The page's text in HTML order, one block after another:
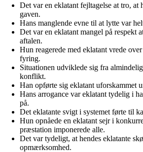
Det var en eklatant fejltagelse at tro,
gaven.
Hans manglende evne til at lytte var
Det var en eklatant mangel på respekt
aftalen.
Hun reagerede med eklatant vrede
fyring.
Situationen udviklede sig fra
konflikt.
Han opførte sig eklatant uforskammet
Hans arrogance var eklatant tydelig i
på.
Det eklatante svigt i systemet førte til
Hun opnåede en eklatant sejr i
præstation imponerede alle.
Det var tydeligt, at hendes eklatante
opmærksomhed.